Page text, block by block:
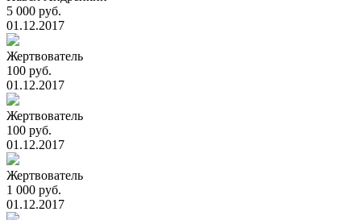
5 000 руб.
01.12.2017
Жертвователь
100 руб.
01.12.2017
Жертвователь
100 руб.
01.12.2017
Жертвователь
1 000 руб.
01.12.2017